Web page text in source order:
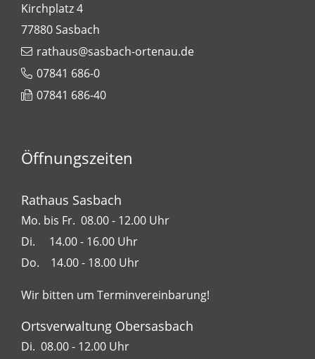
Kirchplatz 4
77880Sasbach
rathaus@sasbach-ortenau.de
07841 686-0
07841 686-40
Öffnungszeiten
Rathaus Sasbach
Mo. bis Fr. 08.00 - 12.00 Uhr
Di. 14.00 - 16.00 Uhr
Do. 14.00 - 18.00 Uhr
Wir bitten um Terminvereinbarung!
Ortsverwaltung Obersasbach
Di. 08.00 - 12.00 Uhr